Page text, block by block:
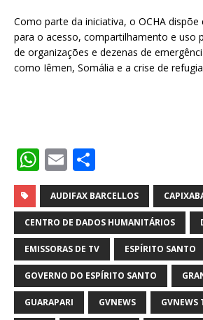
Como parte da iniciativa, o OCHA
para o acesso, compartilhamento e uso
de organizações e dezenas de
como Iêmen, Somália e a crise de
W
h
at
s
A
p
p
E
m
ai
l
h
ar
e
AUDIFAX BARCELLOS
CENTRO DE DADOS HUMANITÁRIOS
EMISSORAS DE TV ESPÍRITO SANTO
GOVERNO DO ESPÍRITO SANTO
GUARAPARI GVNEWS GVNEWS